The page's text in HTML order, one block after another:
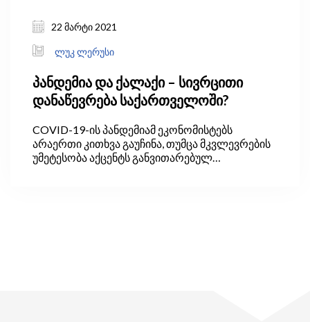
22 მარტი 2021
ლუკ ლერუსი
პანდემია და ქალაქი – სივრცითი
დანაწევრება საქართველოში?
COVID-19-ის პანდემიამ ეკონომისტებს
არაერთი კითხვა გაუჩინა, თუმცა მკვლევრების
უმეტესობა აქცენტს განვითარებულ